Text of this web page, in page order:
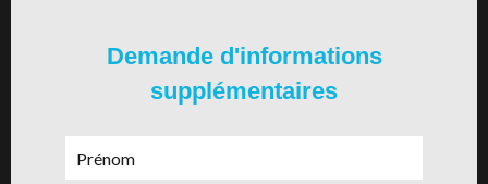
Demande d'informations
supplémentaires